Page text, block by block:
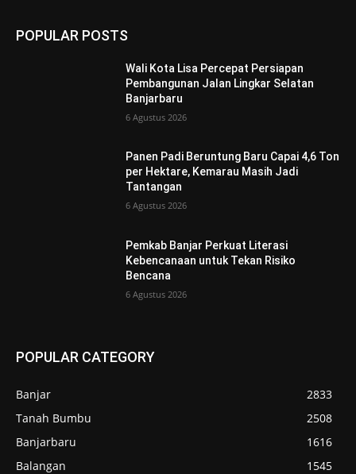
POPULAR POSTS
Wali Kota Lisa Percepat Persiapan
Pembangunan Jalan Lingkar Selatan
Banjarbaru
6 Agustus 2026
Panen Padi Beruntung Baru Capai 4,6 Ton
per Hektare, Kemarau Masih Jadi
Tantangan
6 Agustus 2026
Pemkab Banjar Perkuat Literasi
Kebencanaan untuk Tekan Risiko
Bencana
6 Agustus 2026
POPULAR CATEGORY
Banjar
2833
Tanah Bumbu
2508
Banjarbaru
1616
Balangan
1545